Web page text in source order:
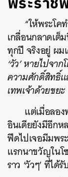
“ให้พระโค
เกลื่อนกลาดเ
ทุกปี จริงอยู่ ผม
‘วัว’ หายไปจา
ความศักดิ์สิทธิ์แ
เทพเจ้าด้วยขยะ
แต่เมื่อลอ
อินเดียยังมีอีกห
ฟีดไปเจอมีมพร
แรกนาขวัญในโ
ราว ‘วัวๆ’ ที่ไ